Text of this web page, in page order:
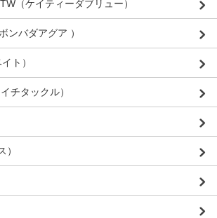
（ケイティーダブリュー）
ンバダアグア ）
ト）
チタックル）
）